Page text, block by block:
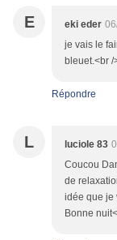
E eki eder
je vais le
bleuet.<br /
Répondre
L luciole 83
Coucou
de
idée que je
Bonne